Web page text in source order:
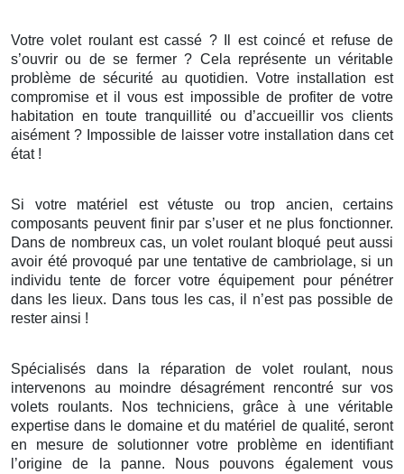
Votre volet roulant est cassé ? Il est coincé et refuse de
s’ouvrir ou de se fermer ? Cela représente un véritable
problème de sécurité au quotidien. Votre installation est
compromise et il vous est impossible de profiter de votre
habitation en toute tranquillité ou d’accueillir vos clients
aisément ? Impossible de laisser votre installation dans cet
état !
Si votre matériel est vétuste ou trop ancien, certains
composants peuvent finir par s’user et ne plus fonctionner.
Dans de nombreux cas, un volet roulant bloqué peut aussi
avoir été provoqué par une tentative de cambriolage, si un
individu tente de forcer votre équipement pour pénétrer
dans les lieux. Dans tous les cas, il n’est pas possible de
rester ainsi !
Spécialisés dans la réparation de volet roulant, nous
intervenons au moindre désagrément rencontré sur vos
volets roulants. Nos techniciens, grâce à une véritable
expertise dans le domaine et du matériel de qualité, seront
en mesure de solutionner votre problème en identifiant
l’origine de la panne. Nous pouvons également vous